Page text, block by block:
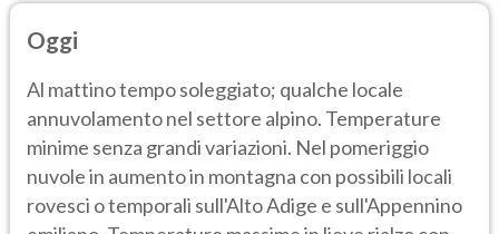
Oggi
Al mattino tempo soleggiato; qualche locale
annuvolamento nel settore alpino. Temperature
minime senza grandi variazioni. Nel pomeriggio
nuvole in aumento in montagna con possibili locali
rovesci o temporali sull'Alto Adige e sull'Appennino